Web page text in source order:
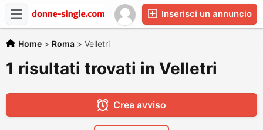
Inserisci un annuncio
Home > Roma > Velletri
1 risultati trovati in Velletri
Crea avviso